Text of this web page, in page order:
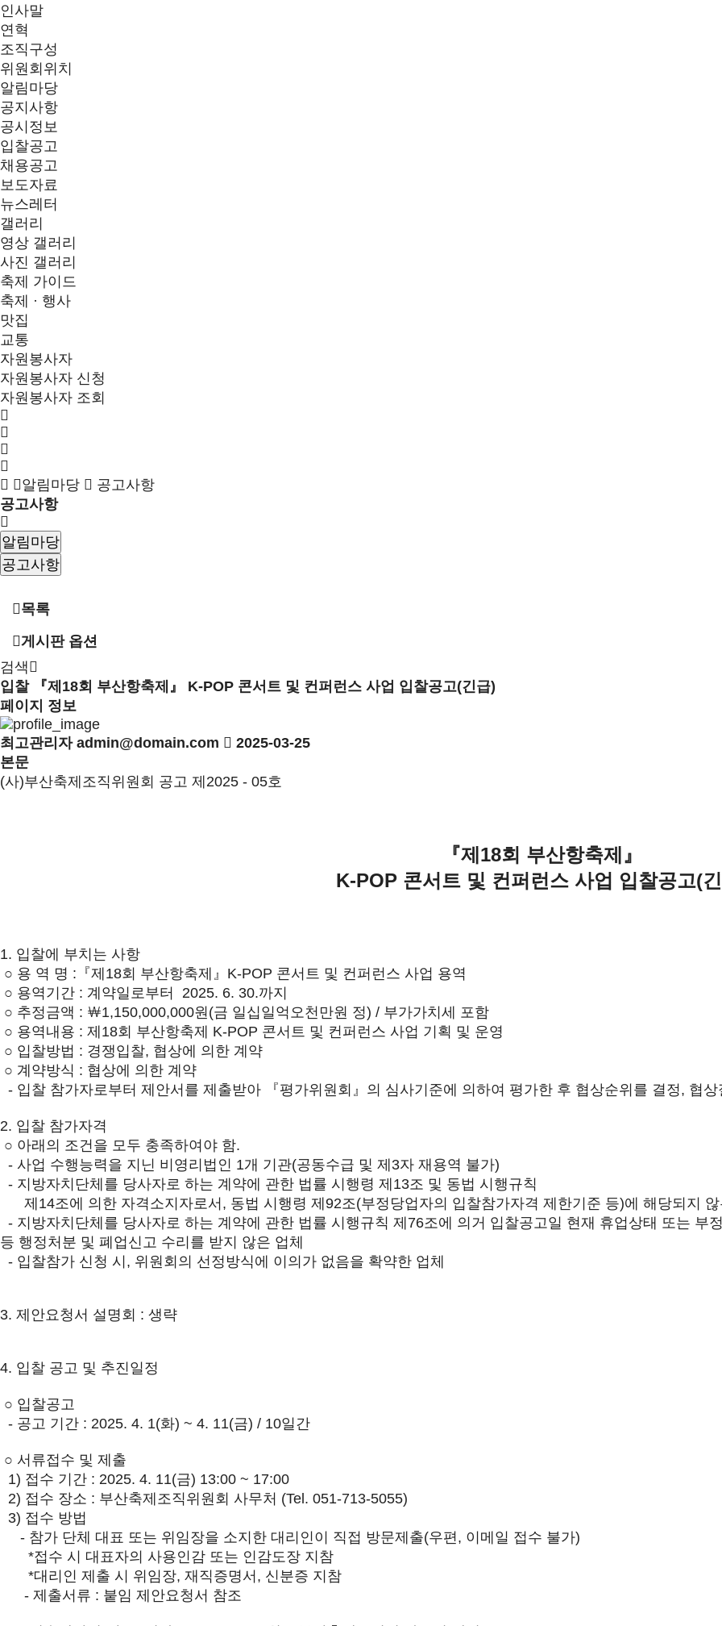
인사말
연혁
조직구성
위원회위치
알림마당
공지사항
공시정보
입찰공고
채용공고
보도자료
뉴스레터
갤러리
영상 갤러리
사진 갤러리
축제 가이드
축제 · 행사
맛집
교통
자원봉사자
자원봉사자 신청
자원봉사자 조회
알림마당
공고사항
공고사항
알림마당
공고사항
목록
게시판 옵션
검색
입찰
『제18회 부산항축제』 K-POP 콘서트 및 컨퍼런스 사업 입찰공고(긴급)
페이지 정보
최고관리자 admin@domain.com
2025-03-25
본문
(사)부산축제조직위원회 공고 제2025 - 05호
『제18회 부산항축제』
K-POP 콘서트 및 컨퍼런스 사업 입찰공고(
1. 입찰에 부치는 사항
○ 용 역 명 :『제18회 부산항축제』K-POP 콘서트 및 컨퍼런스 사업 용역
○ 용역기간 : 계약일로부터 2025. 6. 30.까지
○ 추정금액 : ￦1,150,000,000원(금 일십일억오천만원 정) / 부가가치세 포함
○ 용역내용 : 제18회 부산항축제 K-POP 콘서트 및 컨퍼런스 사업 기획 및 운영
○ 입찰방법 : 경쟁입찰, 협상에 의한 계약
○ 계약방식 : 협상에 의한 계약
- 입찰 참가자로부터 제안서를 제출받아 『평가위원회』의 심사기준에 의하여 평가한 후 협상순위를 결정, 협
2. 입찰 참가자격
○ 아래의 조건을 모두 충족하여야 함.
- 사업 수행능력을 지닌 비영리법인 1개 기관(공동수급 및 제3자 재용역 불가)
- 지방자치단체를 당사자로 하는 계약에 관한 법률 시행령 제13조 및 동법 시행규칙
제14조에 의한 자격소지자로서, 동법 시행령 제92조(부정당업자의 입찰참가자격 제한기준 등)에 해당되지
- 지방자치단체를 당사자로 하는 계약에 관한 법률 시행규칙 제76조에 의거 입찰공고일 현재 휴업상태 또는 부
등 행정처분 및 폐업신고 수리를 받지 않은 업체
- 입찰참가 신청 시, 위원회의 선정방식에 이의가 없음을 확약한 업체
3. 제안요청서 설명회 : 생략
4. 입찰 공고 및 추진일정
○ 입찰공고
- 공고 기간 : 2025. 4. 1(화) ~ 4. 11(금) / 10일간
○ 서류접수 및 제출
1) 접수 기간 : 2025. 4. 11(금) 13:00 ~ 17:00
2) 접수 장소 : 부산축제조직위원회 사무처 (Tel. 051-713-5055)
3) 접수 방법
- 참가 단체 대표 또는 위임장을 소지한 대리인이 직접 방문제출(우편, 이메일 접수 불가)
*접수 시 대표자의 사용인감 또는 인감도장 지참
*대리인 제출 시 위임장, 재직증명서, 신분증 지참
- 제출서류 : 붙임 제안요청서 참조